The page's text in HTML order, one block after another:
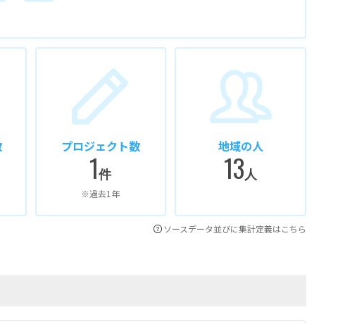
プロジェクト数
1件
※過去1年
地域の人
13人
ソースデータ並びに集計定義はこちら